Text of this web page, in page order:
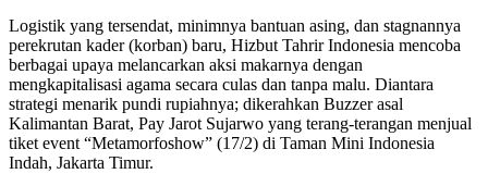
Logistik yang tersendat, minimnya bantuan asing, dan stagnannya
perekrutan kader (korban) baru, Hizbut Tahrir Indonesia mencoba
berbagai upaya melancarkan aksi makarnya dengan
mengkapitalisasi agama secara culas dan tanpa malu. Diantara
strategi menarik pundi rupiahnya; dikerahkan Buzzer asal
Kalimantan Barat, Pay Jarot Sujarwo yang terang-terangan menjual
tiket event “Metamorfoshow” (17/2) di Taman Mini Indonesia
Indah, Jakarta Timur.